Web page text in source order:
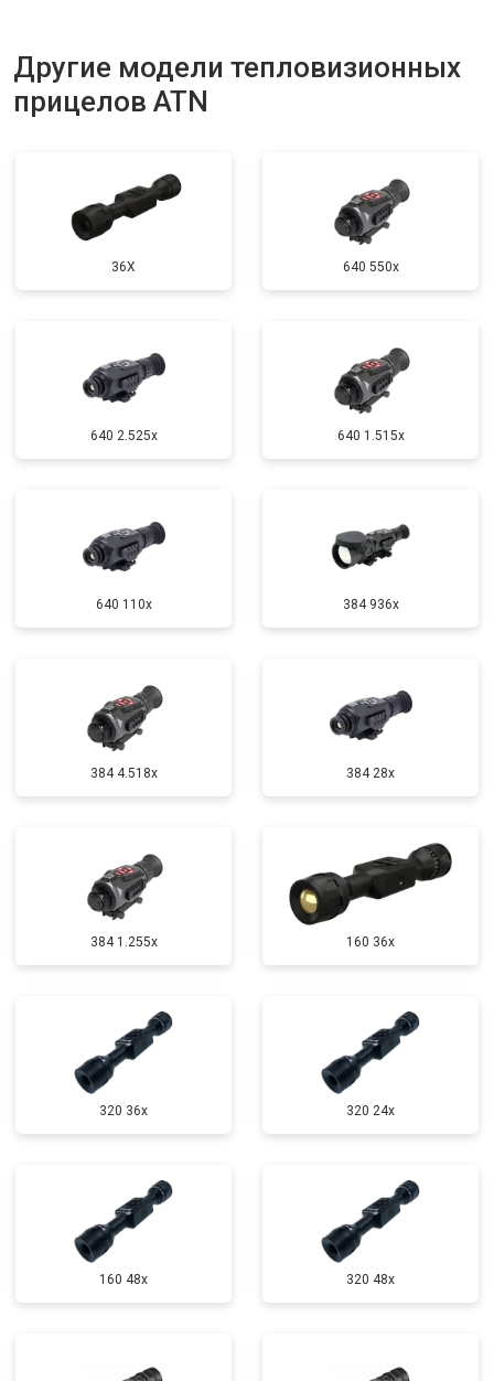
Другие модели тепловизионных
прицелов ATN
36X 640 550x
640 2.525x 640 1.515x
640 110x 384 936x
384 4.518x 384 28x
384 1.255х 160 36x
320 36x 320 24x
160 48x 320 48x